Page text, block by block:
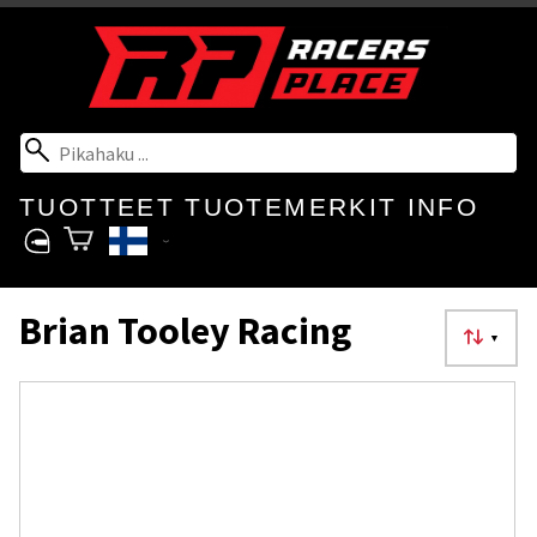
TUOTTEET TUOTEMERKIT INFO
▼
Brian Tooley Racing